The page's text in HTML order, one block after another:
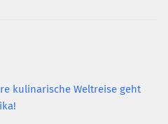
kulinarische Weltreise geht